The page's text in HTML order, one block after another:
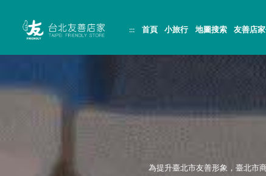
容
::: 首頁 小旅行 地圖搜索 友善店
為提升臺北市友善形象，臺北市